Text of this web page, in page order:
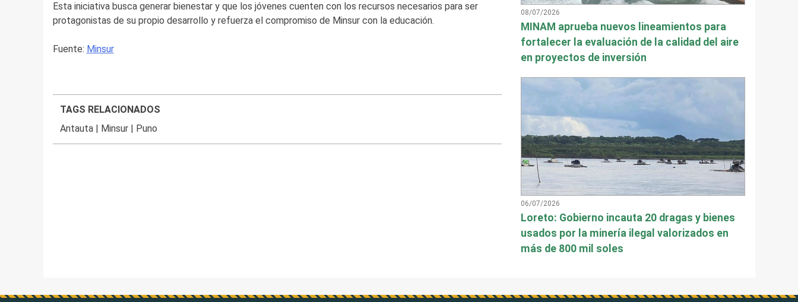
Esta iniciativa busca generar bienestar y que los jóvenes cuenten con los recursos necesarios para ser
protagonistas de su propio desarrollo y refuerza el compromiso de Minsur con la educación.
Fuente: Minsur
TAGS RELACIONADOS
Antauta | Minsur | Puno
08/07/2026
MINAM aprueba nuevos lineamientos para
fortalecer la evaluación de la calidad del aire
en proyectos de inversión
06/07/2026
Loreto: Gobierno incauta 20 dragas y bienes
usados por la minería ilegal valorizados en
más de 800 mil soles